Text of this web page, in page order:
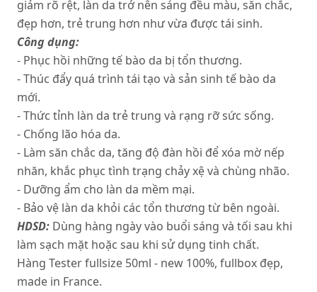
giảm rõ rệt, làn da trở nên sáng đều màu, săn chắc,
đẹp hơn, trẻ trung hơn như vừa được tái sinh.
Công dụng:
- Phục hồi những tế bào da bị tổn thương.
- Thúc đẩy quá trình tái tạo và sản sinh tế bào da
mới.
- Thức tỉnh làn da trẻ trung và rạng rỡ sức sống.
- Chống lão hóa da.
- Làm săn chắc da, tăng độ đàn hồi để xóa mờ nếp
nhăn, khắc phục tình trạng chảy xệ và chùng nhão.
- Dưỡng ẩm cho làn da mềm mại.
- Bảo vệ làn da khỏi các tổn thương từ bên ngoài.
HDSD: Dùng hàng ngày vào buổi sáng và tối sau khi
làm sạch mặt hoặc sau khi sử dụng tinh chất.
Hàng Tester fullsize 50ml - new 100%, fullbox đẹp,
made in France.